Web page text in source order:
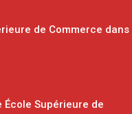
de Commerce dans
Supérieure de